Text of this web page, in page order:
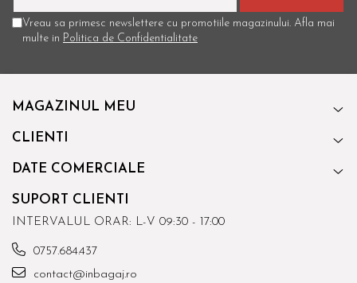
Vreau sa primesc newslettere cu promotiile magazinului. Afla mai
multe in Politica de Confidentialitate
MAGAZINUL MEU
CLIENTI
DATE COMERCIALE
SUPORT CLIENTI
INTERVALUL ORAR: L-V 09:30 - 17:00
0757.684.437
contact@inbagaj.ro